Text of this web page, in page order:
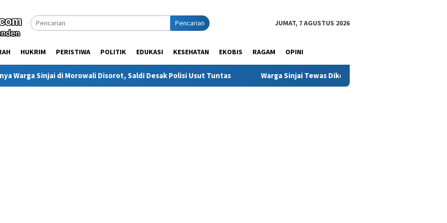
Pencarian JUMAT, 7 AGUSTUS 2026
HUKRIM PERISTIWA POLITIK EDUKASI KESEHATAN EKOBIS RAGAM OPINI
Disorot, Saldi Desak Polisi Usut Tuntas Warga Sinjai Tewas Dikeroyok di Morowali, Ketua DPRD Minta Kasus